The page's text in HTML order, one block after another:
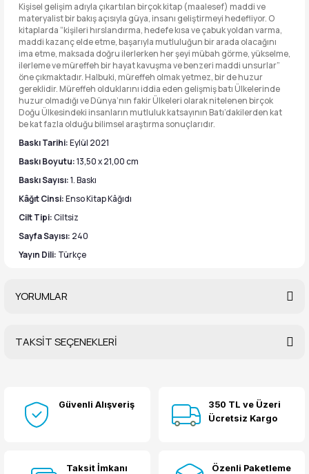
Kişisel gelişim adıyla çıkartılan birçok kitap (maalesef) maddi ve
materyalist bir bakış açısıyla güya, insanı geliştirmeyi hedefliyor. O
kitaplarda “kişileri hırslandırma, hedefe kısa ve çabuk yoldan varma,
maddi kazanç elde etme, başarıyla mutluluğun bir arada olacağını
ima etme, maksada doğru ilerlerken her şeyi mübah görme, yükselme,
ilerleme ve müreffeh bir hayat kavuşma ve benzeri maddi unsurlar”
öne çıkmaktadır. Halbuki, müreffeh olmak yetmez, bir de huzur
gereklidir. Müreffeh olduklarını iddia eden gelişmiş batı Ülkelerinde
huzur olmadığı ve Dünya’nın fakir Ülkeleri olarak nitelenen birçok
Doğu Ülkesindeki insanların mutluluk katsayının Batı’dakilerden kat
be kat fazla olduğu bilimsel araştırma sonuçlarıdır.
Baskı Tarihi:Eylül 2021
Baskı Boyutu:13,50 x 21,00 cm
Baskı Sayısı:1. Baskı
Kâğıt Cinsi:Enso Kitap Kâğıdı
Cilt Tipi:Ciltsiz
Sayfa Sayısı: 240
Yayın Dili: Türkçe
YORUMLAR
Yorum Yaz
TAKSİT SEÇENEKLERİ
Güvenli Alışveriş
350 TL ve Üzeri
Ücretsiz Kargo
Taksit İmkanı Özenli Paketleme